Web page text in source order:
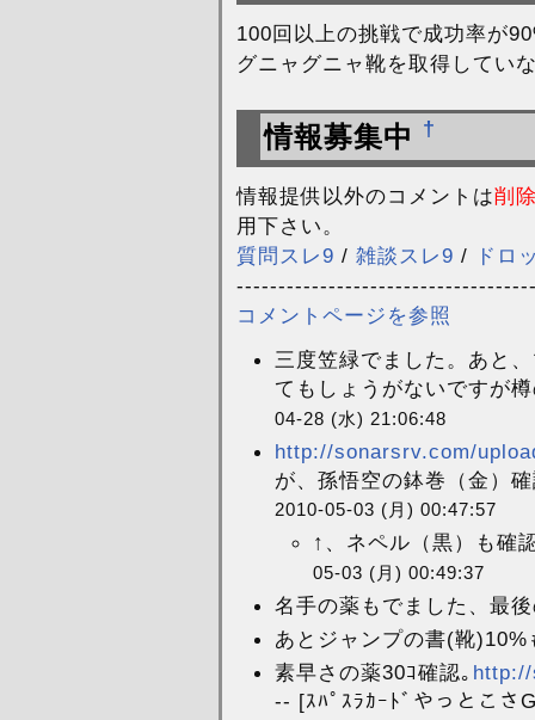
100回以上の挑戦で成功率が
グニャグニャ靴を取得してい
情報募集中 †
情報提供以外のコメントは削
用下さい。
質問スレ9 / 雑談スレ9 /
ドロ
コメントページを参照
三度笠緑でました。あと
てもしょうがないですが
04-28 (水) 21:06:48
http://sonarsrv.com/
が、孫悟空の鉢巻（金）
2010-05-03 (月) 00:47:57
↑、ネペル（黒）も確
05-03 (月) 00:49:37
名手の薬もでました、最
あとジャンプの書(靴
素早さの薬30ｺ確認｡
-- [ｽﾊﾟｽﾗｶｰﾄﾞやっとこさ